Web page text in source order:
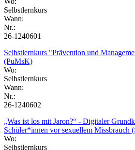
Selbstlernkurs
Wann:
Nr.:
26-1240601
Selbstlernkurs "Prävention und
(PuMsK)
Wo:
Selbstlernkurs
Wann:
Nr.:
26-1240602
„Was ist los mit Jaron?“ - Digitaler
Schüler*innen vor sexuellem Missbrauch
Wo:
Selbstlernkurs